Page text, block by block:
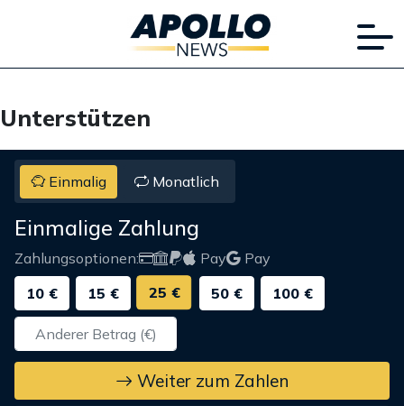
Unterstützen
Einmalig Monatlich
Einmalige Zahlung
Zahlungsoptionen: Pay
Pay
10 €
15 € 25 € 50 € 100 €
Weiter zum Zahlen